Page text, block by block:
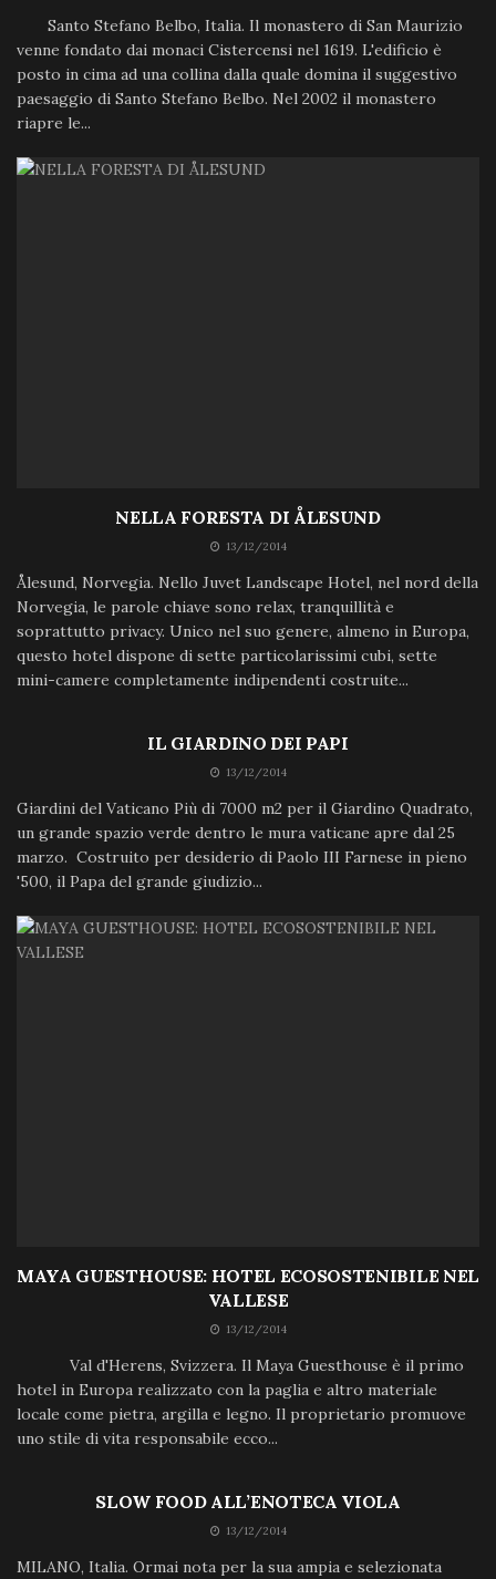
Santo Stefano Belbo, Italia. Il monastero di San Maurizio
venne fondato dai monaci Cistercensi nel 1619. L'edificio è
posto in cima ad una collina dalla quale domina il suggestivo
paesaggio di Santo Stefano Belbo. Nel 2002 il monastero
riapre le...
NELLA FORESTA DI ÅLESUND
13/12/2014
Ålesund, Norvegia. Nello Juvet Landscape Hotel, nel nord della
Norvegia, le parole chiave sono relax, tranquillità e
soprattutto privacy. Unico nel suo genere, almeno in Europa,
questo hotel dispone di sette particolarissimi cubi, sette
mini-camere completamente indipendenti costruite...
IL GIARDINO DEI PAPI
13/12/2014
Giardini del Vaticano Più di 7000 m2 per il Giardino Quadrato,
un grande spazio verde dentro le mura vaticane apre dal 25
marzo. Costruito per desiderio di Paolo III Farnese in pieno
'500, il Papa del grande giudizio...
MAYA GUESTHOUSE: HOTEL ECOSOSTENIBILE NEL
VALLESE
13/12/2014
Val d'Herens, Svizzera. Il Maya Guesthouse è il primo
hotel in Europa realizzato con la paglia e altro materiale
locale come pietra, argilla e legno. Il proprietario promuove
uno stile di vita responsabile ecco...
SLOW FOOD ALL’ENOTECA VIOLA
13/12/2014
MILANO, Italia. Ormai nota per la sua ampia e selezionata